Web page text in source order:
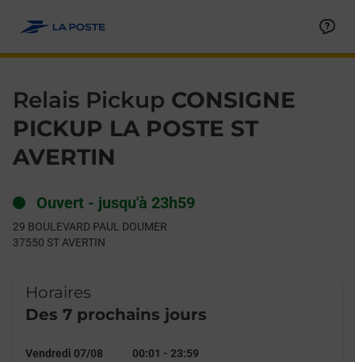
Relais Pickup CONSIGNE
PICKUP LA POSTE ST
AVERTIN
Ouvert - jusqu'à 23h59
29 BOULEVARD PAUL DOUMER
37550 ST AVERTIN
Horaires
Des 7 prochains jours
Vendredi 07/08 00:01 - 23:59